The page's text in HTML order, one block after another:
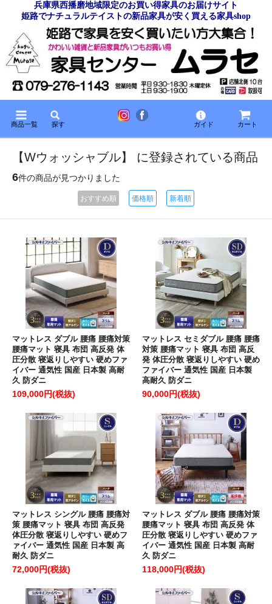
兵庫県西播磨地域限定のお買い得家具のお届けサイト
姫路でナチュラルテイストの新品家具が安く買える家具shop
商品一覧 探す ガイド カート
【Wウォッシャブル】 に登録されている商品
6件の商品が見つかりました
おすすめ順 価格順 新着順
マットレス ダブル 腰痛 腰痛対策
腰痛マット 寝具 布団 高反発 体
圧分散 寝返りしやすい 硬めファ
イバー 通気性 国産 日本製 高耐
久 防ダニ
109,000円(税抜)
マットレス セミダブル 腰痛 腰痛
対策 腰痛マット 寝具 布団 高反
発 体圧分散 寝返りしやすい 硬め
ファイバー 通気性 国産 日本製
高耐久 防ダニ
90,000円(税抜)
マットレス シングル 腰痛 腰痛対
策 腰痛マット 寝具 布団 高反発
体圧分散 寝返りしやすい 硬めフ
ァイバー 通気性 国産 日本製 高
耐久 防ダニ
72,000円(税抜)
マットレス ダブル 腰痛 腰痛対策
腰痛マット 寝具 布団 高反発 体
圧分散 寝返りしやすい 硬めファ
イバー 通気性 国産 日本製 高耐
久 防ダニ
118,000円(税抜)